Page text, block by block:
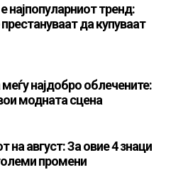
најпопуларниот тренд:
да купуваат
најдобро облечените:
модната сцена
на август: За овие 4 знаци
промени